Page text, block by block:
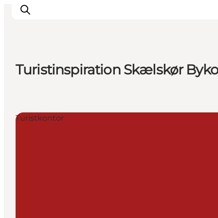
Aktiviteter
Overnatting
Turistinspiration Skælskør
Turistkontor